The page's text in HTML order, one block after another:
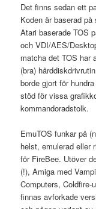
Det finns sedan ett
Koden är baserad
Atari baserade TOS
och VDI/AES/
matcha det TOS har
(bra)
borde gjort för
stöd för vissa
kommandoradstolk.
EmuTOS funkar på
helst, emulerad eller
för FireBee. Utöver
(!), Amiga med
Computers,
finnas avforkade